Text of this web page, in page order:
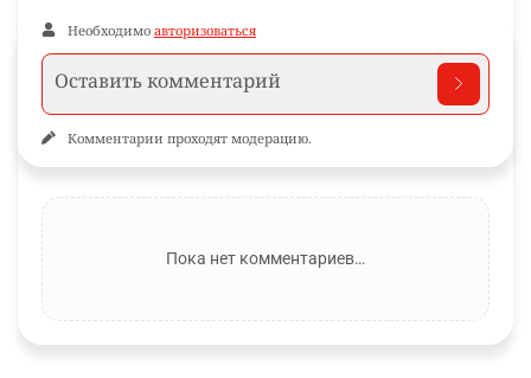
Необходимо авторизоваться
Комментарии проходят модерацию.
Пока нет комментариев…